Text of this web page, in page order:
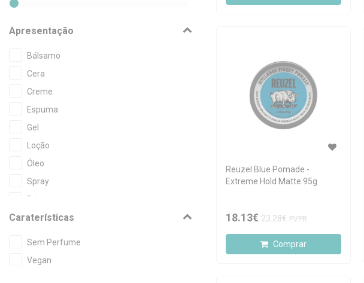
Apresentação
Bálsamo
Cera
Creme
Espuma
Gel
Loção
Óleo
Spray
Pó
Caraterísticas
Sem Perfume
Vegan
Reuzel Blue Pomade -
Extreme Hold Matte 95g
18.13€ 23.28€ PVPR
Comprar